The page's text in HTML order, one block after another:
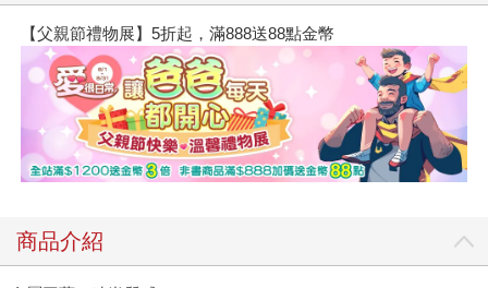
【父親節禮物展】5折起，滿888送88點金幣
商品介紹